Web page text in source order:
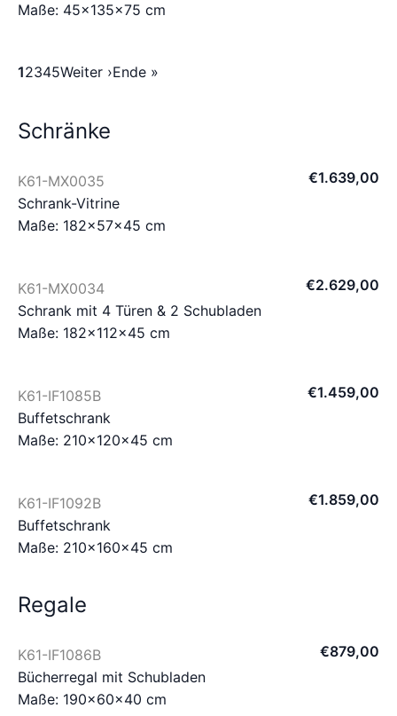
Maße: 45×135×75 cm
12345Weiter ›Ende »
Schränke
K61-MX0035 €1.639,00
Schrank-Vitrine
Maße: 182×57×45 cm
K61-MX0034 €2.629,00
Schrank mit 4 Türen & 2 Schubladen
Maße: 182×112×45 cm
K61-IF1085B €1.459,00
Buffetschrank
Maße: 210×120×45 cm
K61-IF1092B €1.859,00
Buffetschrank
Maße: 210×160×45 cm
Regale
K61-IF1086B €879,00
Bücherregal mit Schubladen
Maße: 190×60×40 cm